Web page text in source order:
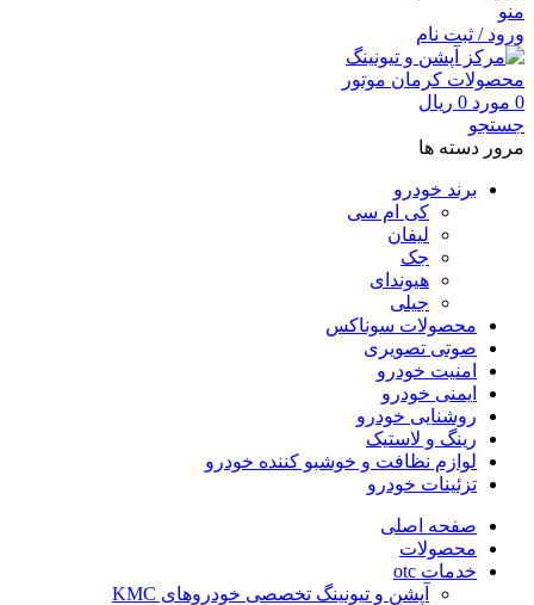
منو
ورود / ثبت نام
0 مورد 0 ریال
جستجو
مرور دسته ها
برند خودرو
کی ام سی
لیفان
جک
هیوندای
جیلی
محصولات سوناکس
صوتی تصویری
امنیت خودرو
ایمنی خودرو
روشنایی خودرو
رینگ و لاستیک
لوازم نظافت و خوشبو کننده خودرو
تزئینات خودرو
صفحه اصلی
محصولات
خدمات otc
آپشن و تیونینگ تخصصی خودروهای KMC